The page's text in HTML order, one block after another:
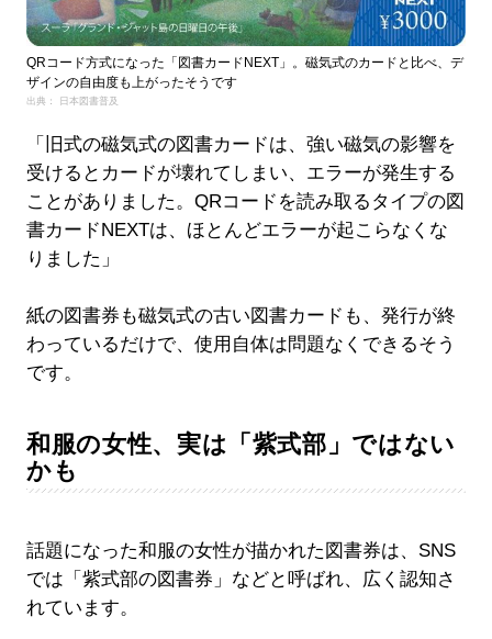
QRコード方式になった「図書カードNEXT」。磁気式のカードと比べ、デ
ザインの自由度も上がったそうです
出典： 日本図書普及
「旧式の磁気式の図書カードは、強い磁気の影響を
受けるとカードが壊れてしまい、エラーが発生する
ことがありました。QRコードを読み取るタイプの図
書カードNEXTは、ほとんどエラーが起こらなくな
りました」
紙の図書券も磁気式の古い図書カードも、発行が終
わっているだけで、使用自体は問題なくできるそう
です。
和服の女性、実は「紫式部」ではない
かも
話題になった和服の女性が描かれた図書券は、SNS
では「紫式部の図書券」などと呼ばれ、広く認知さ
れています。